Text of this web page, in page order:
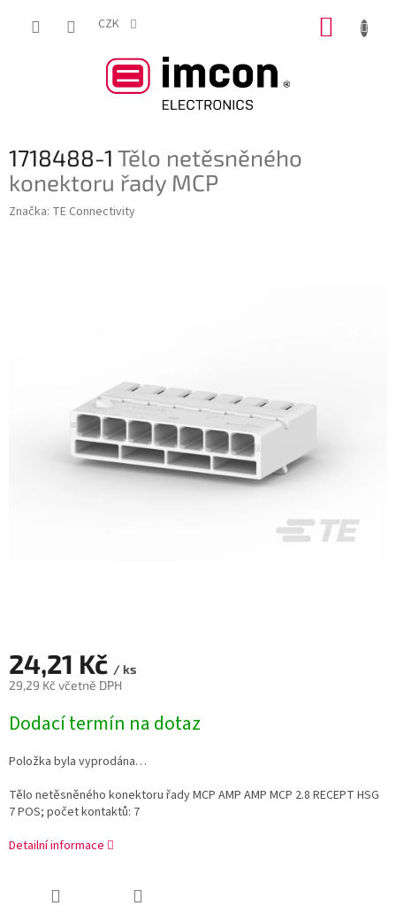
CZK
1718488-1 Tělo netěsněného
konektoru řady MCP
Značka: TE Connectivity
24,21 Kč / ks
29,29 Kč včetně DPH
cena:
Dodací termín na dotaz
Položka byla vyprodána…
Tělo netěsněného konektoru řady MCP AMP AMP MCP 2.8 RECEPT HSG
7 POS; počet kontaktů: 7
Detailní informace